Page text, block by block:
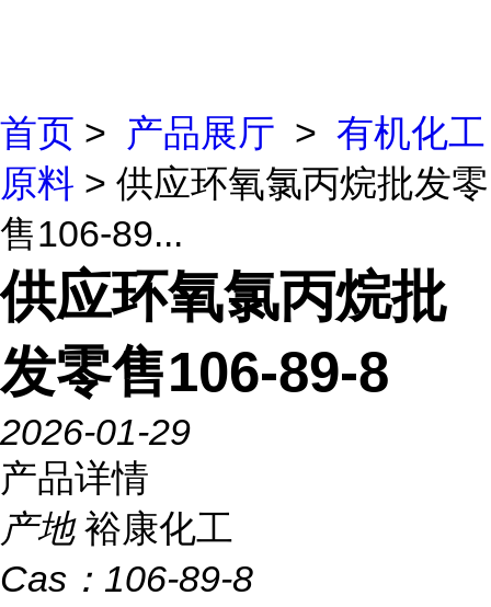
首页 > 产品展厅 > 有机化工
原料 > 供应环氧氯丙烷批发零
售106-89...
供应环氧氯丙烷批
发零售106-89-8
2026-01-29
产品详情
产地 裕康化工
Cas： 106-89-8